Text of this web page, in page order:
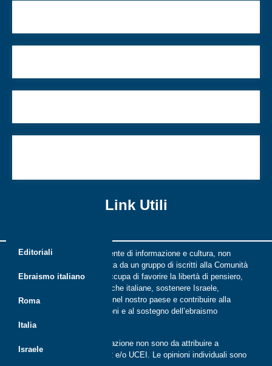
Link Utili
Editoriali
Ebraismo italiano
Roma
Italia
Israele
Riflessi è una rivista indipendente di informazione e cultura, non
periodica, digitale e on line nata da un gruppo di iscritti alla Comunità
ebraica di Roma. Riflessi si occupa di favorire la libertà di pensiero,
il dialogo tra le comunità ebraiche italiane, sostenere Israele,
promuovere la cultura ebraica nel nostro paese e contribuire alla
crescita delle nuove generazioni e al sostegno dell’ebraismo
italiano.
Le opinioni espresse dalla redazione non sono da attribuire a
nessuna lista presente in CER e/o UCEI. Le opinioni individuali sono